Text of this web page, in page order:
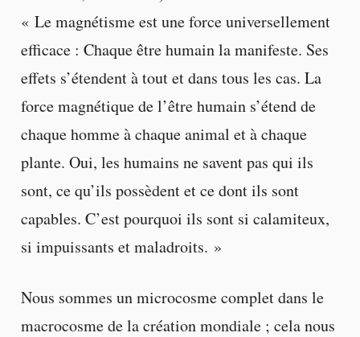
« Le magnétisme est une force universellement
efficace : Chaque être humain la manifeste. Ses
effets s’étendent à tout et dans tous les cas. La
force magnétique de l’être humain s’étend de
chaque homme à chaque animal et à chaque
plante. Oui, les humains ne savent pas qui ils
sont, ce qu’ils possèdent et ce dont ils sont
capables. C’est pourquoi ils sont si calamiteux,
si impuissants et maladroits. »
Nous sommes un microcosme complet dans le
macrocosme de la création mondiale ; cela nous